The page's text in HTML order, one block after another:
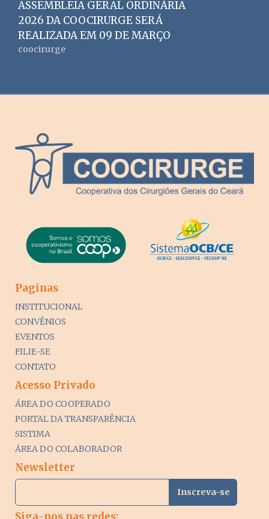
ASSEMBLEIA GERAL ORDINÁRIA
2026 DA COOCIRURGE SERÁ
REALIZADA EM 09 DE MARÇO
coocirurge
Paginas
INSTITUCIONAL
CONVÊNIOS
EVENTOS
FILIE-SE
CONTATO
Acesso Privado
ÁREA DO COOPERADO
PORTAL DA TRANSPARÊNCIA
SISTIMA
ÁREA DO COLABORADOR
Newsletter